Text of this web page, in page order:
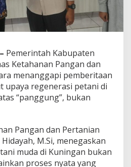
Pemerintah Kabupaten
Ketahanan Pangan dan
menanggapi pemberitaan
upaya regenerasi petani di
“panggung”, bukan
Pangan dan Pertanian
M.Si, menegaskan
muda di Kuningan bukan
proses nyata yang